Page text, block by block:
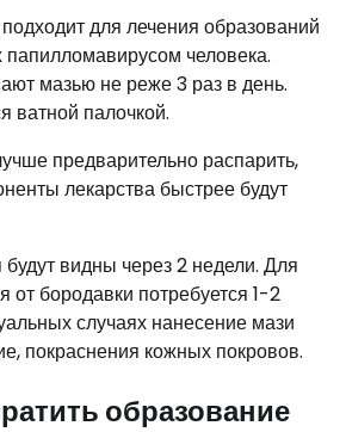
для лечения образований
человека.
мазью не реже 3 раз в день.
ватной палочкой.
предварительно распарить,
лекарства быстрее будут
видны через 2 недели. Для
от бородавки потребуется 1-2
случаях нанесение мази
покраснения кожных покровов.
образование